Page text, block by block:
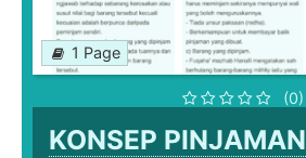
1 Page
(0)
KONSEP PINJAMAN